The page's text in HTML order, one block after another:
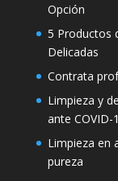
Opción
5 Productos
Delicadas
Contrata
Limpieza y
ante COVID-
Limpieza en
pureza